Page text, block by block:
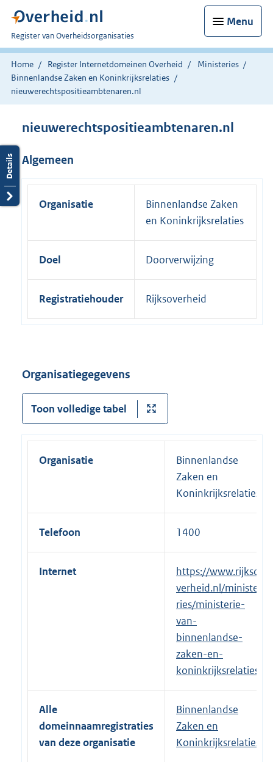
Menu
U
bent
nu
hier:
Register van Overheidsorganisaties
Home Register Internetdomeinen Overheid
Ministeries
Binnenlandse Zaken en Koninkrijksrelaties
nieuwerechtspositieambtenaren.nl
nieuwerechtspositieambtenaren.nl
Algemeen
Organisatie
Binnenlandse Zaken
en Koninkrijksrelaties
Doel Doorverwijzing
Registratiehouder Rijksoverheid
Organisatiegegevens
Toon volledige tabel
Organisatie
Binnenlandse
Zaken en
Koninkrijksrelaties
Telefoon 1400
Internet
E
x
t
e
r
n
e
l
i
n
k
https://www.rijkso
verheid.nl/ministe
ries/ministerie-
van-
binnenlandse-
zaken-en-
koninkrijksrelaties
Alle
domeinnaamregistraties
van deze organisatie
Binnenlandse
Zaken en
Koninkrijksrelaties